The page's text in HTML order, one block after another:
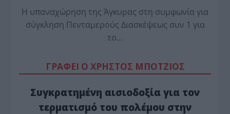
Η υπαναχώρηση της Άγκυρας στη συμφωνία για
σύγκληση Πενταμερούς Διασκέψεως συν 1 για
το…
ΓΡΑΦΕΙ Ο ΧΡΗΣΤΟΣ ΜΠΟΤΖΙΟΣ
Συγκρατημένη αισιοδοξία για τον
τερματισμό του πολέμου στην